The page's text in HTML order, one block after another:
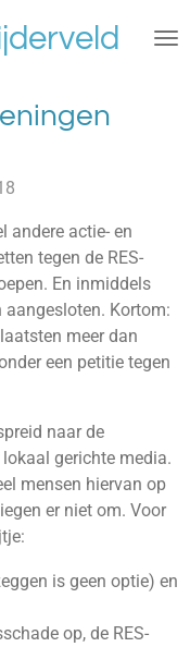
andere actie- en
tegen de RES-
En inmiddels
Kortom:
meer dan
een petitie tegen
naar de
gerichte media.
mensen hiervan op
er niet om. Voor
is geen optie) en
op, de RES-